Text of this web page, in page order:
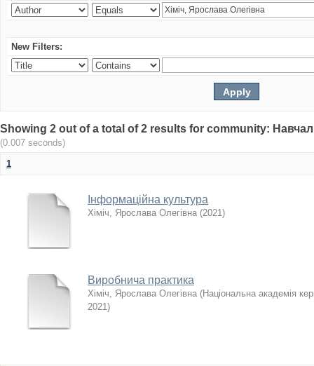
New Filters:
Showing 2 out of a total of 2 results for community:
(0.007 seconds)
1
Інформаційна культура
Хіміч, Ярослава Олегівна (2021)
Виробнича практика
Хіміч, Ярослава Олегівна (Національна академія
2021)